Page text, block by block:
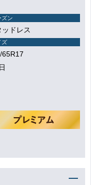
ズン
ッドレス
ズ
65R17